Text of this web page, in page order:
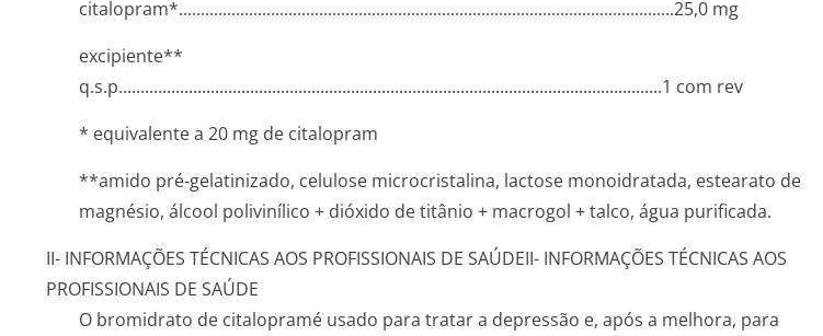
citalopram*..­.............­.............­.............­.............­.............­.............­.............­.............­.......25,0 mg
excipiente**
q.s.p........­.............­.............­.............­.............­.............­.............­.............­.............­............1 com rev
* equivalente a 20 mg de citalopram
**amido pré-gelatinizado, celulose microcristalina, lactose monoidratada, estearato de
magnésio, álcool polivinílico + dióxido de titânio + macrogol + talco, água purificada.
II- INFORMAÇÕES TÉCNICAS AOS PROFISSIONAIS DE SAÚDEII- INFORMAÇÕES TÉCNICAS AOS
PROFISSIONAIS DE SAÚDE
O bromidrato de citalopramé usado para tratar a depressão e, após a melhora, para